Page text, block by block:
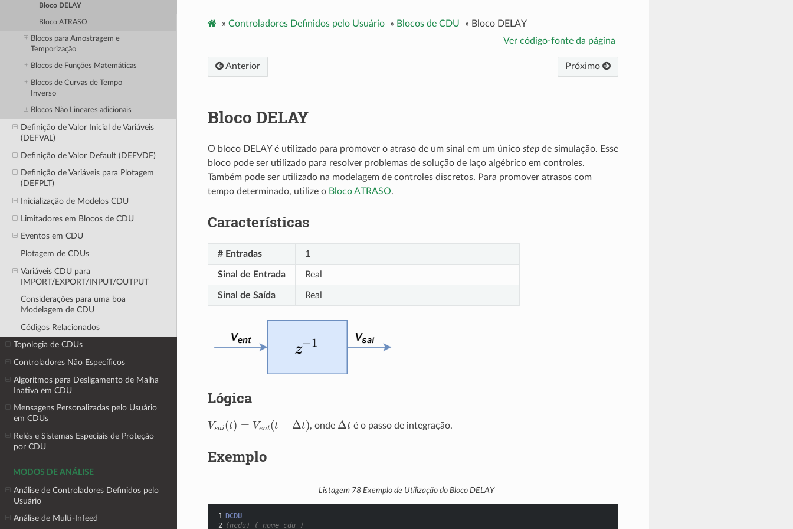
Bloco DELAY
Bloco ATRASO
Blocos para Amostragem e
Temporização
Blocos de Funções Matemáticas
Blocos de Curvas de Tempo
Inverso
Blocos Não Lineares adicionais
Definição de Valor Inicial de Variáveis
(DEFVAL)
Definição de Valor Default (DEFVDF)
Definição de Variáveis para Plotagem
(DEFPLT)
Inicialização de Modelos CDU
Limitadores em Blocos de CDU
Eventos em CDU
Plotagem de CDUs
Variáveis CDU para
IMPORT/EXPORT/INPUT/OUTPUT
Considerações para uma boa
Modelagem de CDU
Códigos Relacionados
Topologia de CDUs
Controladores Não Específicos
Algoritmos para Desligamento de Malha
Inativa em CDU
Mensagens Personalizadas pelo Usuário
em CDUs
Relés e Sistemas Especiais de Proteção
por CDU
MODOS DE ANÁLISE
Análise de Controladores Definidos pelo
Usuário
Análise de Multi-Infeed
» Controladores Definidos pelo Usuário » Blocos de CDU » Bloco DELAY
Ver código-fonte da página
Próximo
Anterior
Bloco DELAY
O bloco DELAY é utilizado para promover o atraso de um sinal em um único stepde simulação. Esse
bloco pode ser utilizado para resolver problemas de solução de laço algébrico em controles.
Também pode ser utilizado na modelagem de controles discretos. Para promover atrasos com
tempo determinado, utilize o Bloco ATRASO.
Características
# Entradas 1
Sinal de Entrada Real
Sinal de Saída Real
Lógica
Vs i( t) en t − ) , onde Δ t é o passo de integração.
Exemplo
Listagem 78 Exemplo de Utilização do Bloco DELAY
1 DCDU
2 (ncdu) ( nome cdu )